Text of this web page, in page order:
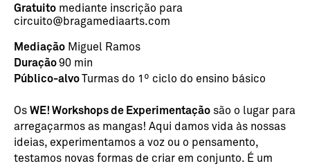
Gratuito mediante inscrição para
circuito@bragamediaarts.com
Mediação Miguel Ramos
Duração90 min
Público-alvoTurmas do 1º ciclo do ensino básico
Os WE! Workshops de Experimentação são o lugar para
arregaçarmos as mangas! Aqui damos vida às nossas
ideias, experimentamos a voz ou o pensamento,
testamos novas formas de criar em conjunto. É um